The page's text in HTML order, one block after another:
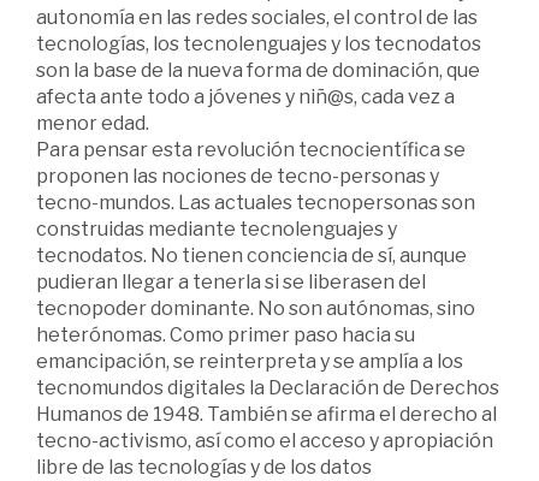
autonomía en las redes sociales, el control de las
tecnologías, los tecnolenguajes y los tecnodatos
son la base de la nueva forma de dominación, que
afecta ante todo a jóvenes y niñ@s, cada vez a
menor edad.
Para pensar esta revolución tecnocientífica se
proponen las nociones de tecno-personas y
tecno-mundos. Las actuales tecnopersonas son
construidas mediante tecnolenguajes y
tecnodatos. No tienen conciencia de sí, aunque
pudieran llegar a tenerla si se liberasen del
tecnopoder dominante. No son autónomas, sino
heterónomas. Como primer paso hacia su
emancipación, se reinterpreta y se amplía a los
tecnomundos digitales la Declaración de Derechos
Humanos de 1948. También se afirma el derecho al
tecno-activismo, así como el acceso y apropiación
libre de las tecnologías y de los datos